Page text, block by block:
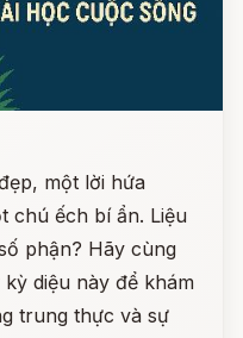
một lời hứa
chú ếch bí ẩn. Liệu
phận? Hãy cùng
diệu này để khám
trung thực và sự